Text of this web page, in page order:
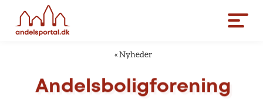
« Nyheder
Andelsboligforening